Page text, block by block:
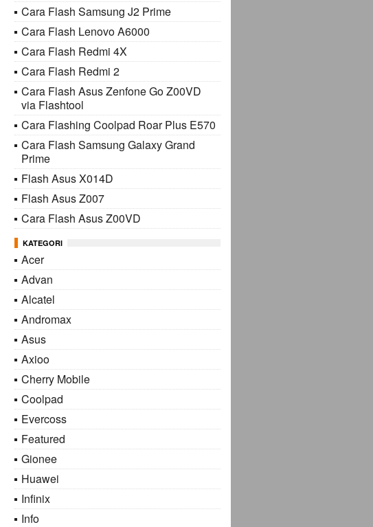
Cara Flash Samsung J2 Prime
Cara Flash Lenovo A6000
Cara Flash Redmi 4X
Cara Flash Redmi 2
Cara Flash Asus Zenfone Go Z00VD
via Flashtool
Cara Flashing Coolpad Roar Plus E570
Cara Flash Samsung Galaxy Grand
Prime
Flash Asus X014D
Flash Asus Z007
Cara Flash Asus Z00VD
KATEGORI
Acer
Advan
Alcatel
Andromax
Asus
Axioo
Cherry Mobile
Coolpad
Evercoss
Featured
Gionee
Huawei
Infinix
Info